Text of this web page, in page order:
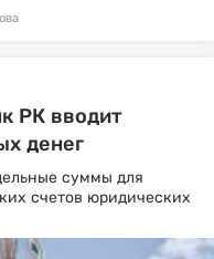
РК вводит
денег
суммы для
счетов юридических